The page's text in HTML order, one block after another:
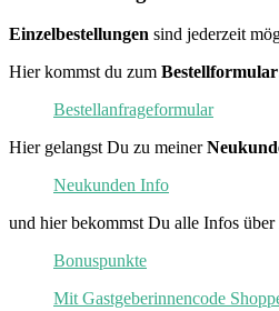
Einzelbestellungen sind jederzeit
Hier kommst du zum
Bestellanfrageformular
Hier gelangst Du zu meiner
Neukunden Info
und hier bekommst Du alle Infos über
Bonuspunkte
Mit Gastgeberinnencode